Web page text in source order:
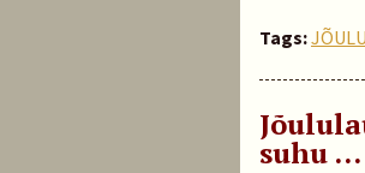
Tags:
suhu …